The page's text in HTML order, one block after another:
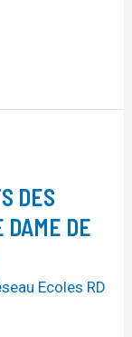
DES
DAME DE
Ecoles RD